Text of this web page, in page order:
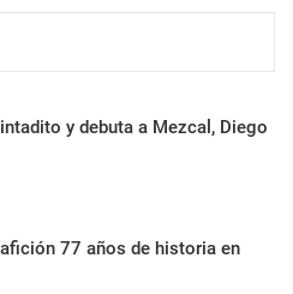
y debuta a Mezcal, Diego
77 años de historia en